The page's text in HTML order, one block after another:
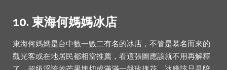
10. 東海何媽媽冰店
東海何媽媽是台中數一數二有名的冰店，不管是慕名而來的
觀光客或在地居民都相當推薦，看這張圖應該就不用再解釋